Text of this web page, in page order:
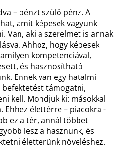
– pénzt szülő pénz. A
amit képesek vagyunk
Van, aki a szerelmet is annak
Ahhoz, hogy képesek
kompetenciával,
és hasznosítható
Ennek van egy hatalmi
támogatni,
kell. Mondjuk ki: másokkal
Ehhez élettérre – piacokra -
ez a tér, annál többet
lesz a hasznunk, és
életterünk növeléshez.